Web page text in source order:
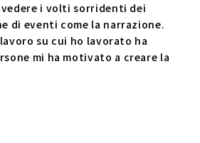
i volti sorridenti dei
di eventi come la narrazione.
su cui ho lavorato ha
mi ha motivato a creare la